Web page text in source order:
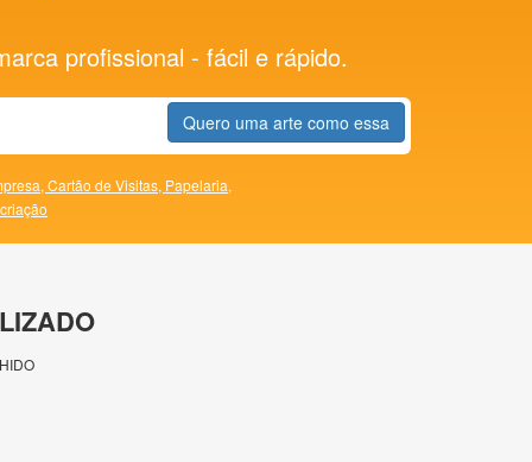
profissional - fácil e rápido.
Quero uma arte como essa
Cartão de Visitas, Papelaria,